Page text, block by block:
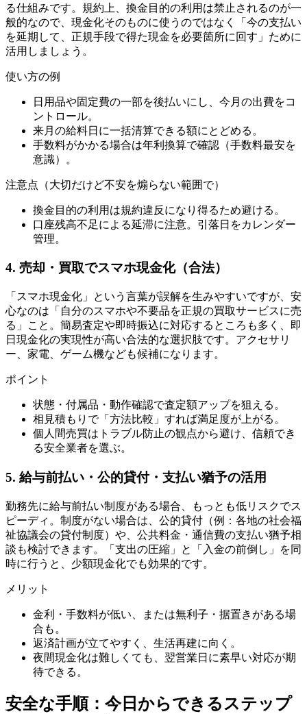
る仕組みです。規約上、換金目的の利用は禁止されるのが一
般的なので、現金化そのものに使うのではなく「今の支払い
を延期して、正規手段で得た現金を必要箇所に回す」ために
活用しましょう。
使い方の例
日用品や固定費の一部を後払いにし、今月の出費をコ
ントロール。
来月の給料日に一括清算できる額にとどめる。
手数料がかかる場合は年利換算で確認（手数料最安を
意識）。
注意点（大切だけど不安を煽らない範囲で）
換金目的の利用は規約違反になり得るため避ける。
口座残高不足による延滞に注意。引落日をカレンダー
管理。
4. 売却・買取でスマホ現金化（合法）
「スマホ現金化」という言葉が誤解を生みやすいですが、安
心なのは「自分のスマホや不要品を正規の買取サービスに売
る」こと。簡易査定や即時振込に対応するところも多く、即
日現金化の実現性が高い合法的な選択肢です。アクセサリ
ー、家電、ゲーム機なども候補になります。
ポイント
状態・付属品・動作確認で査定額アップを狙える。
相見積もりで「方法比較」すれば満足度が上がる。
個人間売買はトラブル防止の観点から避け、信頼でき
る安全業者を選ぶ。
5. 給与前払い・公的貸付・支払い猶予の活用
勤務先に給与前払い制度がある場合、もっとも低リスクでス
ピーディ。制度がない場合は、公的貸付（例：各地の社会福
祉協議会の貸付制度）や、公共料金・通信費の支払い猶予相
談も検討できます。「支出の圧縮」と「入金の前倒し」を同
時に行うと、少額現金化でも効果的です。
メリット
金利・手数料が低い、または無利子・据置きがある場
合も。
返済計画が立てやすく、生活再建に向く。
夜間現金化は難しくても、翌営業日に素早い対応が期
待できる。
安全な手順：今日からできるステップ